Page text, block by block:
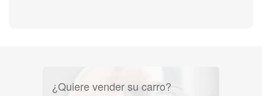
¿Quiere vender su carro?